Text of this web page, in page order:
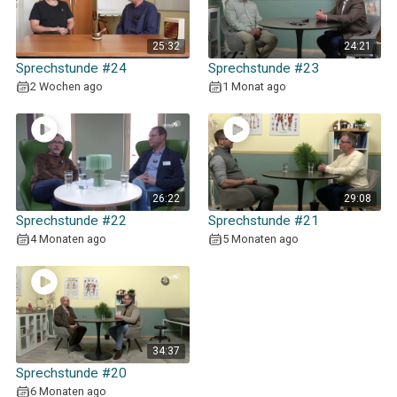
25:32
Sprechstunde #24
2 Wochen ago
24:21
Sprechstunde #23
1 Monat ago
26:22
Sprechstunde #22
4 Monaten ago
29:08
Sprechstunde #21
5 Monaten ago
34:37
Sprechstunde #20
6 Monaten ago